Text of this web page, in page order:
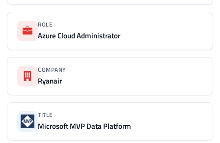
ROLE
Azure Cloud Administrator
COMPANY
Ryanair
TITLE
Microsoft MVP Data Platform